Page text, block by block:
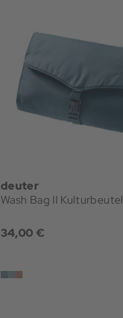
deuter
Wash Bag II Kulturbeutel
34,00 €